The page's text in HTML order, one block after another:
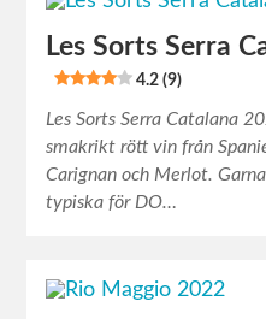
Les Sorts Serra
4.2 (9)
Les Sorts Serra Catalana
smakrikt rött vin från
Carignan och Merlot.
typiska för DO…